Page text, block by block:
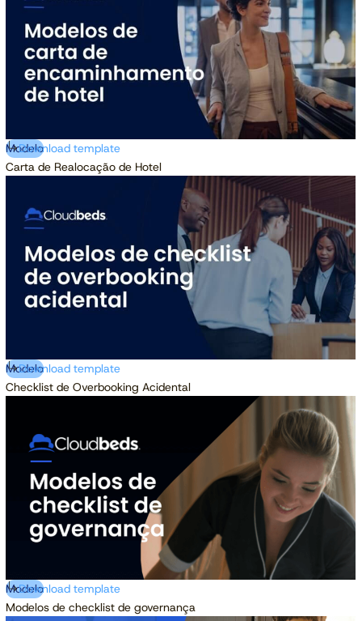
Modelo
Carta de Realocação de Hotel
Download template
Modelo
Checklist de Overbooking Acidental
Download template
Modelo
Modelos de checklist de governança
Download template